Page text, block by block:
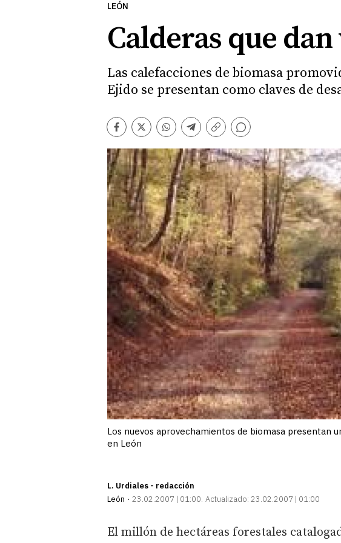
LEÓN
Calderas que
Las calefacciones de biomasa
Ejido se presentan como claves de
Facebook
TwitterWhatsapp
Telegram
Copiar
enlace
Comentarios
Los nuevos aprovechamientos de biomasa presentan
en León
L. Urdiales - redacción
León
23.02.2007 | 01:00 Actualizado: 23.02.2007 | 01:00
El millón de hectáreas forestales